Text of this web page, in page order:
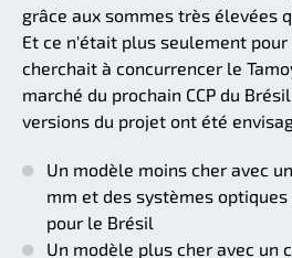
grâce aux sommes très élevées
Et ce n'était plus seulement
cherchait à concurrencer le
marché du prochain CCP du
versions du projet ont été
Un modèle moins cher avec
mm et des systèmes
pour le Brésil
Un modèle plus cher avec un